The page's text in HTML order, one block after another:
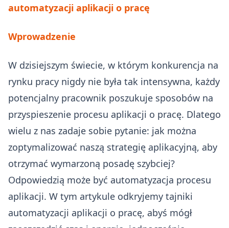
automatyzacji aplikacji o pracę
Wprowadzenie
W dzisiejszym świecie, w którym konkurencja na
rynku pracy nigdy nie była tak intensywna, każdy
potencjalny pracownik poszukuje sposobów na
przyspieszenie procesu aplikacji o pracę. Dlatego
wielu z nas zadaje sobie pytanie: jak można
zoptymalizować naszą strategię aplikacyjną, aby
otrzymać wymarzoną posadę szybciej?
Odpowiedzią może być automatyzacja procesu
aplikacji. W tym artykule odkryjemy tajniki
automatyzacji aplikacji o pracę, abyś mógł